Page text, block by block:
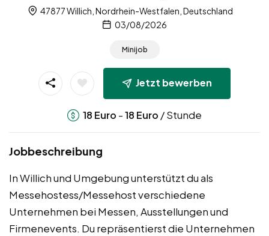
47877 Willich, Nordrhein-Westfalen, Deutschland
03/08/2026
Minijob
Jetzt bewerben
18 Euro -18 Euro / Stunde
Jobbeschreibung
In Willich und Umgebung unterstützt du als
Messehostess/Messehost verschiedene
Unternehmen bei Messen, Ausstellungen und
Firmenevents. Du repräsentierst die Unternehmen